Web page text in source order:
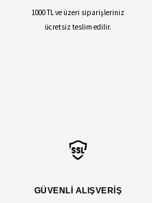
1000 TL ve üzeri siparişleriniz
ücretsiz teslim edilir.
GÜVENLİ ALIŞVERİŞ